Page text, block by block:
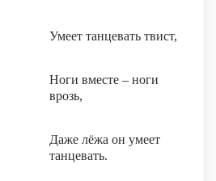
Умеет танцевать твист,
Ноги вместе – ноги
врозь,
Даже лёжа он умеет
танцевать.